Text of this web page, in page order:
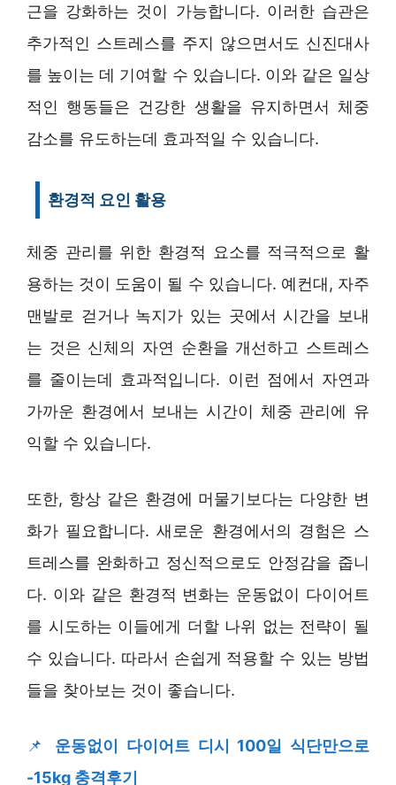
근을 강화하는 것이 가능합니다. 이러한 습관은
추가적인 스트레스를 주지 않으면서도 신진대사
를 높이는 데 기여할 수 있습니다. 이와 같은 일상
적인 행동들은 건강한 생활을 유지하면서 체중
감소를 유도하는데 효과적일 수 있습니다.
환경적 요인 활용
체중 관리를 위한 환경적 요소를 적극적으로 활
용하는 것이 도움이 될 수 있습니다. 예컨대, 자주
맨발로 걷거나 녹지가 있는 곳에서 시간을 보내
는 것은 신체의 자연 순환을 개선하고 스트레스
를 줄이는데 효과적입니다. 이런 점에서 자연과
가까운 환경에서 보내는 시간이 체중 관리에 유
익할 수 있습니다.
또한, 항상 같은 환경에 머물기보다는 다양한 변
화가 필요합니다. 새로운 환경에서의 경험은 스
트레스를 완화하고 정신적으로도 안정감을 줍니
다. 이와 같은 환경적 변화는 운동없이 다이어트
를 시도하는 이들에게 더할 나위 없는 전략이 될
수 있습니다. 따라서 손쉽게 적용할 수 있는 방법
들을 찾아보는 것이 좋습니다.
📌 운동없이 다이어트 디시 100일 식단만으로
-15kg 충격후기